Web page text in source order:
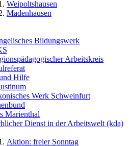
Weipoltshausen
Madenhausen
Bildungswerk
Arbeitskreis
Hilfe
Werk Schweinfurt
Marienthal
Dienst in der Arbeitswelt (kda)
Aktion: freier Sonntag